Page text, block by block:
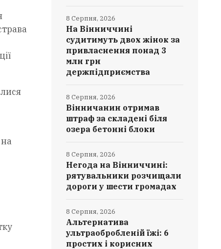
На Вінниччині
судитимуть двох жінок за
привласнення понад 3
млн грн
держпідприємства
8 Серпня, 2026
Вінничанин отримав
штраф за складені біля
озера бетонні блоки
8 Серпня, 2026
Негода на Вінниччині:
рятувальники розчищали
дороги у шести громадах
8 Серпня, 2026
Альтернатива
ультраобробленій їжі: 6
простих і корисних
8 Серпня, 2026